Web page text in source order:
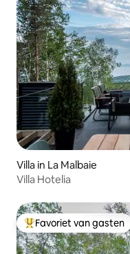
Villa in La Malbaie
Villa Hotelia
Topfavoriet van gasten
Favoriet van gasten